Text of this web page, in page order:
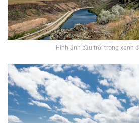
Hình ảnh bầu trời trong xanh